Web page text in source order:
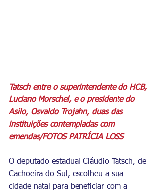
Tatsch entre o superintendente do HCB,
Luciano Morschel, e o presidente do
Asilo, Osvaldo Trojahn, duas das
instituições contempladas com
emendas/FOTOS PATRÍCIA LOSS
O deputado estadual Cláudio Tatsch, de
Cachoeira do Sul, escolheu a sua
cidade natal para beneficiar com a